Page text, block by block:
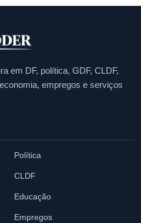
em DF, política, GDF, CLDF,
empregos e serviços
Política
CLDF
Educação
Empregos